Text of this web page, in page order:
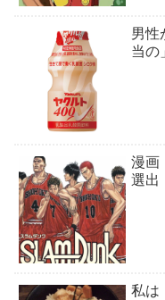
男性
当の
漫画
選出
私は